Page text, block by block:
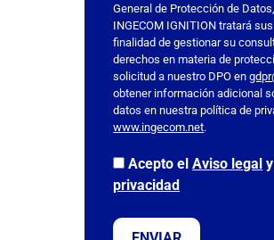
t
e
c
a
m
p
o
v
a
í
General de Protección de
INGECOM IGNITION tratará
finalidad de gestionar su
derechos en materia de
solicitud a nuestro DPO en
obtener información adicional
datos en nuestra política de
www.ingecom.net.
Acepto elAviso legal
privacidad